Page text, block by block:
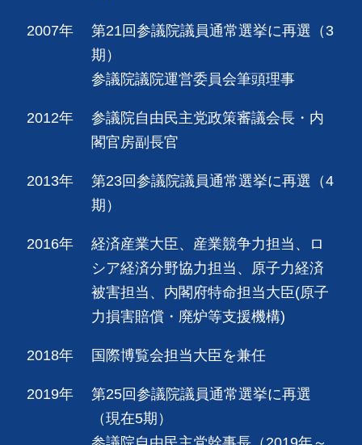
2007年
第21回参議院議員通常選挙に再選（3
期）
参議院議院運営委員会筆頭理事
2012年
参議院自由民主党政策審議会長・内
閣官房副長官
2013年
第23回参議院議員通常選挙に再選（4
期）
2016年
経済産業大臣、産業競争力担当、ロ
シア経済分野協力担当、原子力経済
被害担当、内閣府特命担当大臣(原子
力損害賠償・廃炉等支援機構)
2018年 国際博覧会担当大臣を兼任
2019年
第25回参議院議員通常選挙に再選
（現在5期）